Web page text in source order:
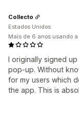
I originally signed
pop-up. Without
for my users which
the app. This is
Collecto
Estados Unidos
Mais de 6 anos usando